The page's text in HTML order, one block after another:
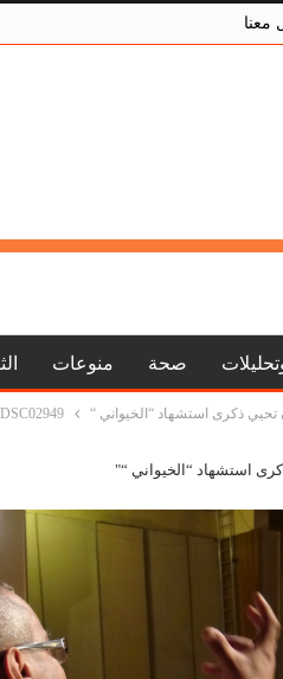
معنا
صحة منوعات
تحيي ذكرى استشهاد “الخيواني “ DSC02949
استشهاد “الخيواني “"